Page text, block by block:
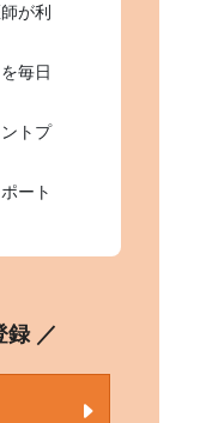
が利
毎日
トプ
ート
録 ／